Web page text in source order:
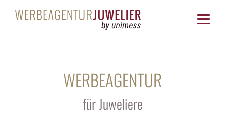
WERBEAGENTUR
für Juweliere